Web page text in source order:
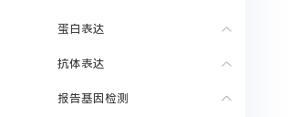
蛋白表达
抗体表达
报告基因检测